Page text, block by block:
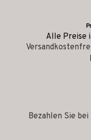
Alle Preise
Bezahlen Sie